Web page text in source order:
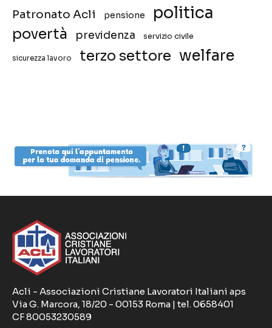
Patronato Acli pensione politica
povertà previdenza servizio civile
sicurezza lavoro terzo settore welfare
Acli - Associazioni Cristiane Lavoratori Italiani aps
Via G. Marcora, 18/20 - 00153 Roma | tel. 0658401
CF 80053230589